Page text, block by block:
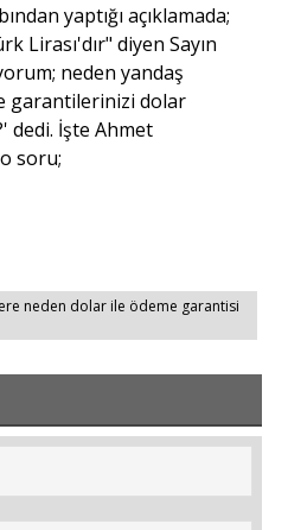
Dizisi
Analiz
yaptığı açıklamada;
Lirası'dır" diyen Sayın
neden yandaş
garantilerinizi dolar
dedi. İşte Ahmet
soru;
neden dolar ile ödeme garantisi